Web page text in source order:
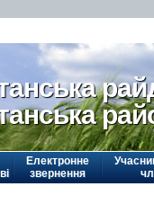
Електронне
звернення